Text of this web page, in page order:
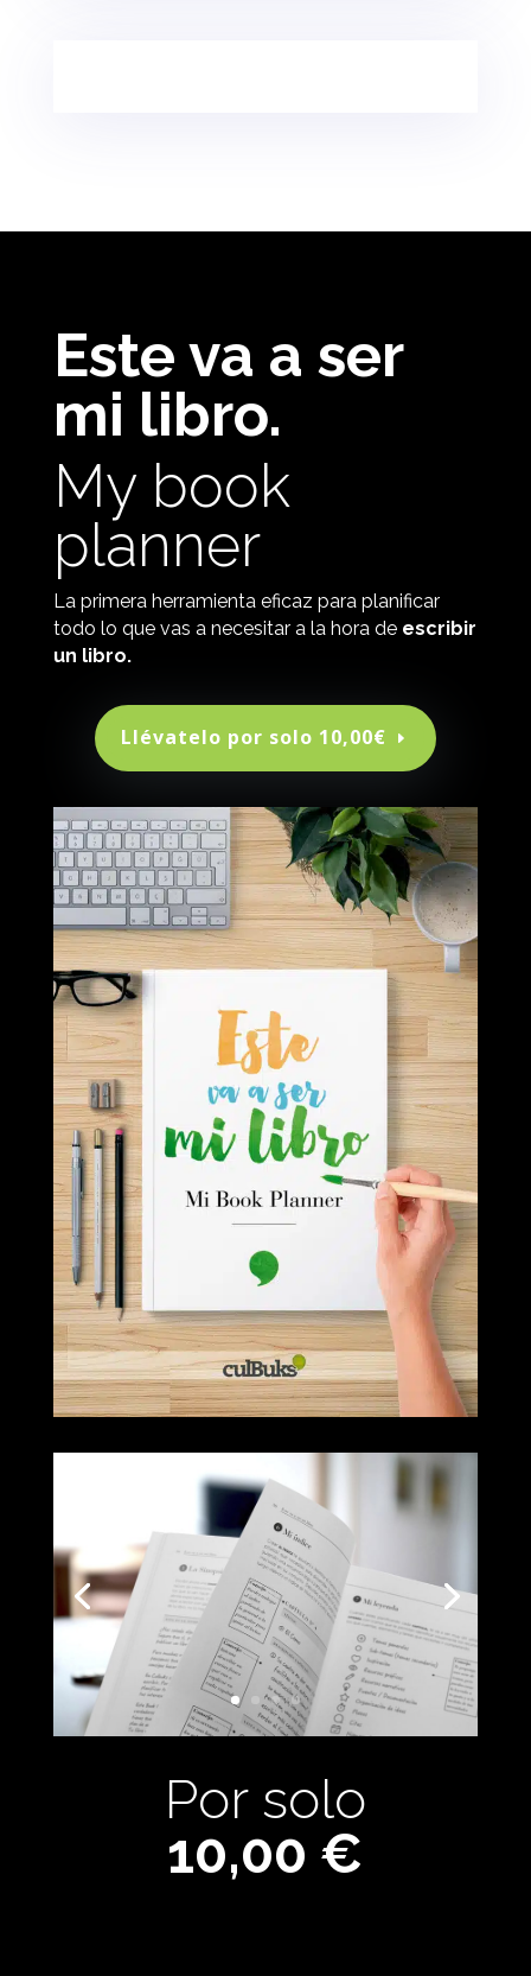
Este va a ser
mi libro.
My book
planner
La primera herramienta eficaz para planificar
todo lo que vas a necesitar a la hora deescribir
un libro.
Llévatelo por solo 10,00€
Por solo
10,00 €